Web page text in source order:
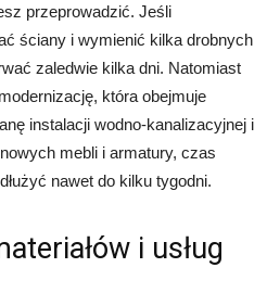
przeprowadzić. Jeśli
ściany i wymienić kilka drobnych
zaledwie kilka dni. Natomiast
która obejmuje
instalacji wodno-kanalizacyjnej i
mebli i armatury, czas
nawet do kilku tygodni.
i usług